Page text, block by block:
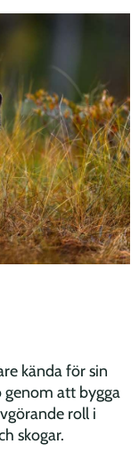
kända för sin
att bygga
roll i
skogar.